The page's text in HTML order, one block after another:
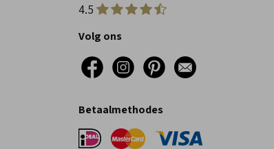
4.5
Volg ons
Betaalmethodes